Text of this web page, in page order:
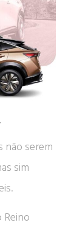
não serem
sim